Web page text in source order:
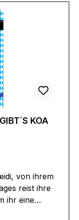
KOA
von ihrem
reist ihre
ihr eine